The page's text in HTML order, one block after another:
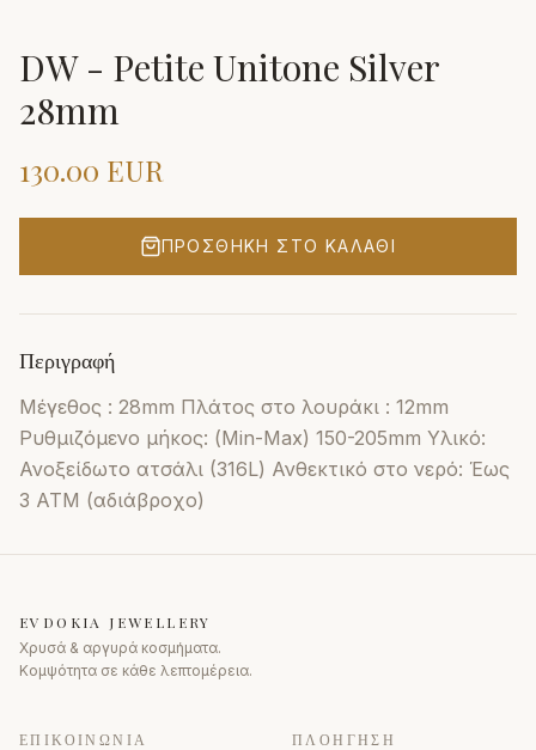
DW - Petite Unitone Silver
28mm
130.00 EUR
ΠΡΟΣΘΉΚΗ ΣΤΟ ΚΑΛΆΘΙ
Περιγραφή
Mέγεθος : 28mm Πλάτος στο λουράκι : 12mm
Ρυθμιζόμενο μήκος: (Min-Max) 150-205mm Υλικό:
Ανοξείδωτο ατσάλι (316L) Ανθεκτικό στο νερό: Έως
3 ATM (αδιάβροχο)
EVDOKIA JEWELLERY
Χρυσά & αργυρά κοσμήματα.
Κομψότητα σε κάθε λεπτομέρεια.
ΕΠΙΚΟΙΝΩΝΊΑ ΠΛΟΉΓΗΣΗ